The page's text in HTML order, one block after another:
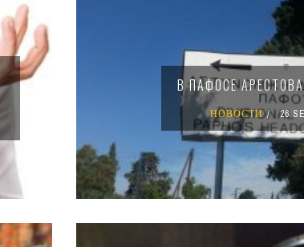
В ПАФОСЕ
НОВОСТИ 26